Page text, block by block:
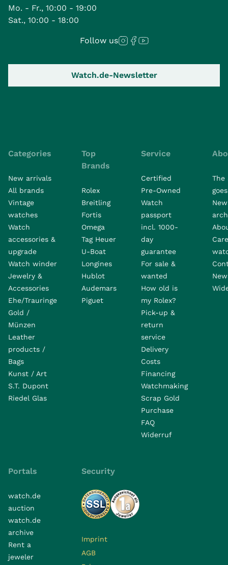
Mo. - Fr., 10:00 - 19:00
Sat., 10:00 - 18:00
Follow us
Watch.de-Newsletter
Categories
New arrivals
All brands
Vintage
watches
Watch
accessories &
upgrade
Watch winder
Jewelry &
Accessories
Ehe/Trauringe
Gold /
Münzen
Leather
products /
Bags
Kunst / Art
S.T. Dupont
Riedel Glas
Top
Brands
Rolex
Breitling
Fortis
Omega
Tag Heuer
U-Boat
Longines
Hublot
Audemars
Piguet
Service
Certified
Pre-Owned
Watch
passport
incl. 1000-
day
guarantee
For sale &
wanted
How old is
my Rolex?
Pick-up &
return
service
Delivery
Costs
Financing
Watchmaking
Scrap Gold
Purchase
FAQ
Widerruf
The
Portals
watch.de
auction
watch.de
archive
Rent a
jeweler
Security
Imprint
AGB